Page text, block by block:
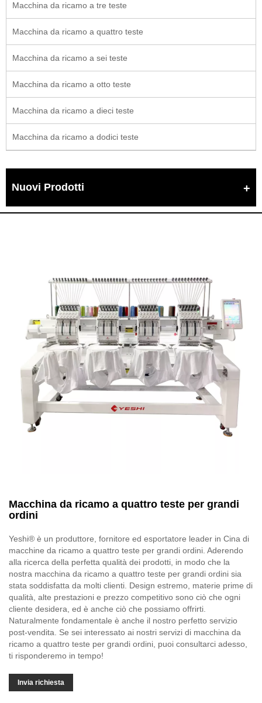
Macchina da ricamo a tre teste
Macchina da ricamo a quattro teste
Macchina da ricamo a sei teste
Macchina da ricamo a otto teste
Macchina da ricamo a dieci teste
Macchina da ricamo a dodici teste
Nuovi Prodotti
Macchina da ricamo a quattro teste per grandi
ordini
Yeshi® è un produttore, fornitore ed esportatore leader in Cina di
macchine da ricamo a quattro teste per grandi ordini. Aderendo
alla ricerca della perfetta qualità dei prodotti, in modo che la
nostra macchina da ricamo a quattro teste per grandi ordini sia
stata soddisfatta da molti clienti. Design estremo, materie prime di
qualità, alte prestazioni e prezzo competitivo sono ciò che ogni
cliente desidera, ed è anche ciò che possiamo offrirti.
Naturalmente fondamentale è anche il nostro perfetto servizio
post-vendita. Se sei interessato ai nostri servizi di macchina da
ricamo a quattro teste per grandi ordini, puoi consultarci adesso,
ti risponderemo in tempo!
Invia richiesta